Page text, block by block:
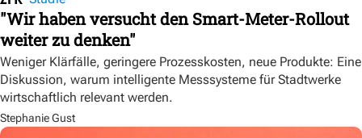
"Wir haben versucht den Smart-Meter-Rollout
weiter zu denken"
Weniger Klärfälle, geringere Prozesskosten, neue Produkte: Eine
Diskussion, warum intelligente Messsysteme für Stadtwerke
wirtschaftlich relevant werden.
Stephanie Gust